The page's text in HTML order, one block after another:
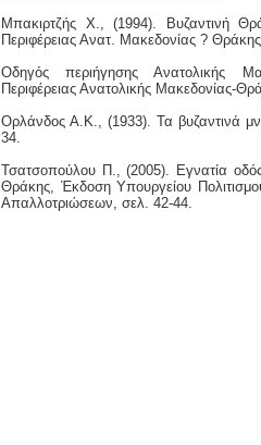
Μπακιρτζής Χ., (1994). Βυζαντινή
Περιφέρειας Ανατ. Μακεδονίας ?
Οδηγός περιήγησης Ανατολικής
Περιφέρειας Ανατολικής Μακεδονίας-
Ορλάνδος Α.Κ., (1933). Τα βυζαντινά
34.
Τσατσοπούλου Π., (2005). Εγνατία
Θράκης, Έκδοση Υπουργείου
Απαλλοτριώσεων, σελ. 42-44.